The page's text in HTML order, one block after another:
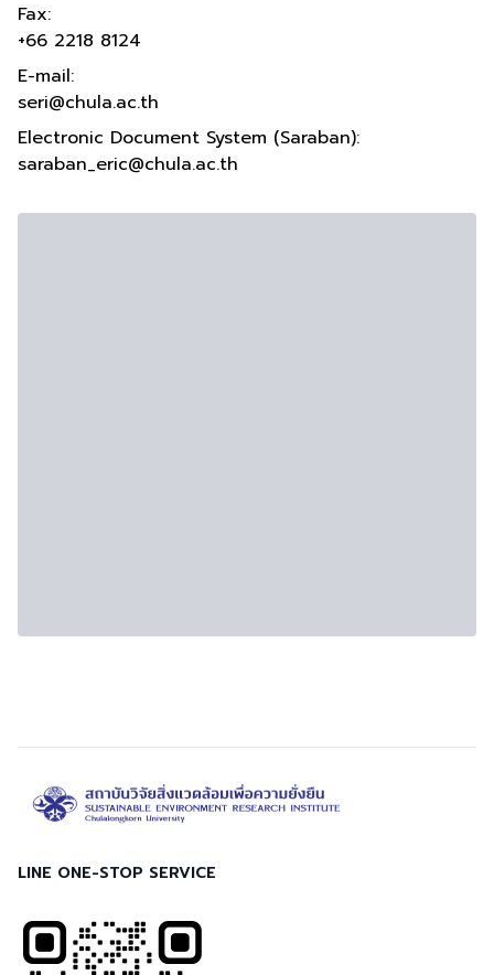
Fax:
+66 2218 8124
E-mail:
seri@chula.ac.th
Electronic Document System (Saraban):
saraban_eric@chula.ac.th
LINE ONE-STOP SERVICE